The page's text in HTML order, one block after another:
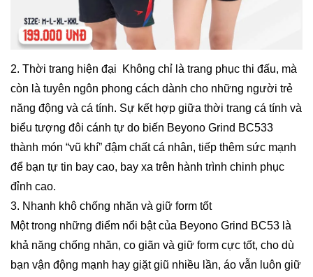
2. Thời trang hiện đại Không chỉ là trang phục thi đấu, mà
còn là tuyên ngôn phong cách dành cho những người trẻ
năng động và cá tính. Sự kết hợp giữa thời trang cá tính và
biểu tượng đôi cánh tự do biến Beyono Grind BC533
thành món “vũ khí” đậm chất cá nhân, tiếp thêm sức mạnh
để bạn tự tin bay cao, bay xa trên hành trình chinh phục
đỉnh cao.
3. Nhanh khô chống nhăn và giữ form tốt
Một trong những điểm nổi bật của Beyono Grind BC53 là
khả năng chống nhăn, co giãn và giữ form cực tốt, cho dù
bạn vận động mạnh hay giặt giũ nhiều lần, áo vẫn luôn giữ